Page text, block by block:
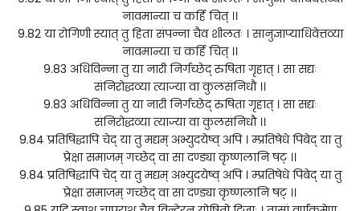
नावमान्या च कर्हि चित् ।।
9.82 या रोगिणी स्यात् तु हिता संपन्ना चैव शीलतः । सानुज्ञाप्याधिवेत्तव्या
नावमान्या च कर्हि चित् ।।
9.83 अधिविन्ना तु या नारी निर्गच्छेद् रुषिता गृहात् । सा सद्यः
संनिरोद्धव्या त्याज्या वा कुलसंनिधौ ।।
9.83 अधिविन्ना तु या नारी निर्गच्छेद् रुषिता गृहात् । सा सद्यः
संनिरोद्धव्या त्याज्या वा कुलसंनिधौ ।।
9.84 प्रतिषिद्धापि चेद् या तु मद्यम् अभ्युदयेष्व् अपि । म्प्रतिषेधे पिबेद् या तु
प्रेक्षा समाजम् गच्छेद् वा सा दण्ड्या कृष्णलानि षट् ।।
9.84 प्रतिषिद्धापि चेद् या तु मद्यम् अभ्युदयेष्व् अपि । म्प्रतिषेधे पिबेद् या तु
प्रेक्षा समाजम् गच्छेद् वा सा दण्ड्या कृष्णलानि षट् ।।